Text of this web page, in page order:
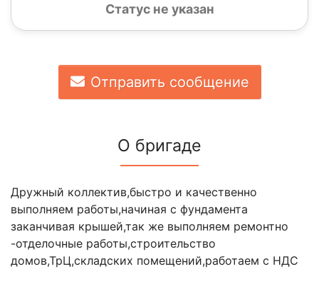
Статус не указан
Отправить сообщение
О бригаде
Дружный коллектив,быстро и качественно
выполняем работы,начиная с фундамента
заканчивая крышей,так же выполняем ремонтно
-отделочные работы,строительство
домов,ТрЦ,складских помещений,работаем с НДС